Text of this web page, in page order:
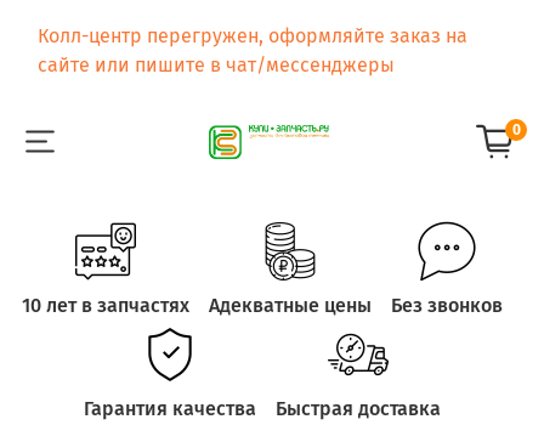
Колл-центр перегружен, оформляйте заказ на
сайте или пишите в чат/мессенджеры
0
10 лет в запчастях Адекватные цены Без звонков
Гарантия качества Быстрая доставка